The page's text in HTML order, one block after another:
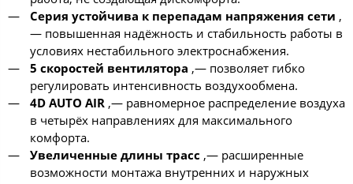
Серия устойчива к перепадам напряжения сети ,
— повышенная надёжность и стабильность работы в
условиях нестабильного электроснабжения.
5 скоростей вентилятора ,— позволяет гибко
регулировать интенсивность воздухообмена.
4D AUTO AIR,— равномерное распределение воздуха
в четырёх направлениях для максимального
комфорта.
Увеличенные длины трасс ,— расширенные
возможности монтажа внутренних и наружных